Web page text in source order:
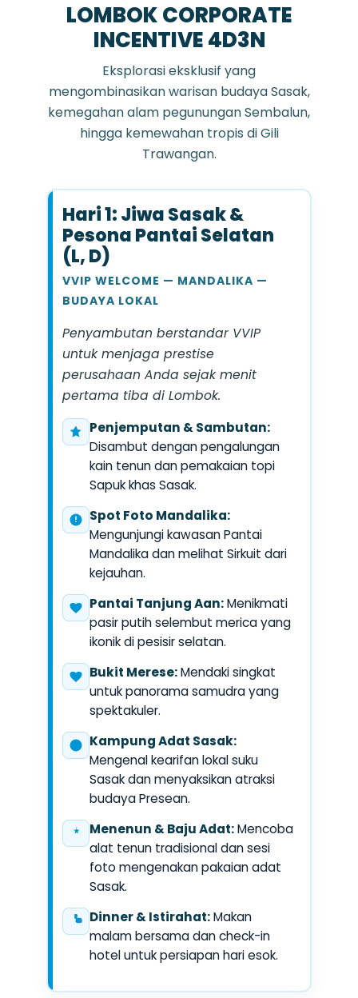
LOMBOK CORPORATE
INCENTIVE 4D3N
Eksplorasi eksklusif yang
mengombinasikan warisan budaya Sasak,
kemegahan alam pegunungan Sembalun,
hingga kemewahan tropis di Gili
Trawangan.
Hari 1: Jiwa Sasak &
Pesona Pantai Selatan
(L, D)
VVIP WELCOME — MANDALIKA —
BUDAYA LOKAL
Penyambutan berstandar VVIP
untuk menjaga prestise
perusahaan Anda sejak menit
pertama tiba di Lombok.
Penjemputan & Sambutan:
Disambut dengan pengalungan
kain tenun dan pemakaian topi
Sapuk khas Sasak.
Spot Foto Mandalika:
Mengunjungi kawasan Pantai
Mandalika dan melihat Sirkuit dari
kejauhan.
Pantai Tanjung Aan:Menikmati
pasir putih selembut merica yang
ikonik di pesisir selatan.
Bukit Merese:Mendaki singkat
untuk panorama samudra yang
spektakuler.
Kampung Adat Sasak:
Mengenal kearifan lokal suku
Sasak dan menyaksikan atraksi
budaya Presean.
Menenun & Baju Adat:Mencoba
alat tenun tradisional dan sesi
foto mengenakan pakaian adat
Sasak.
Dinner & Istirahat:Makan
malam bersama dan check-in
hotel untuk persiapan hari esok.